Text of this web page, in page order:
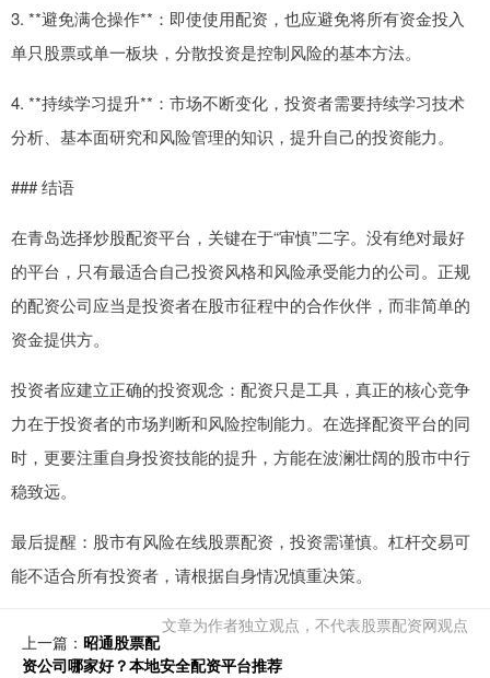
3. **避免满仓操作**：即使使用配资，也应避免将所有资金投入
单只股票或单一板块，分散投资是控制风险的基本方法。
4. **持续学习提升**：市场不断变化，投资者需要持续学习技术
分析、基本面研究和风险管理的知识，提升自己的投资能力。
### 结语
在青岛选择炒股配资平台，关键在于“审慎”二字。没有绝对最好
的平台，只有最适合自己投资风格和风险承受能力的公司。正规
的配资公司应当是投资者在股市征程中的合作伙伴，而非简单的
资金提供方。
投资者应建立正确的投资观念：配资只是工具，真正的核心竞争
力在于投资者的市场判断和风险控制能力。在选择配资平台的同
时，更要注重自身投资技能的提升，方能在波澜壮阔的股市中行
稳致远。
最后提醒：股市有风险在线股票配资，投资需谨慎。杠杆交易可
能不适合所有投资者，请根据自身情况慎重决策。
文章为作者独立观点，不代表股票配资网观点
上一篇： 昭通股票配
资公司哪家好？本地安全配资平台推荐